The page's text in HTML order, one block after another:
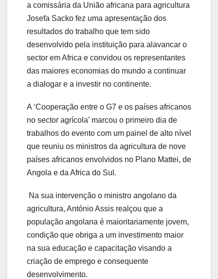
a comissária da União africana para agricultura
Josefa Sacko fez uma apresentação dos
resultados do trabalho que tem sido
desenvolvido pela instituição para alavancar o
sector em Africa e convidou os representantes
das maiores economias do mundo a continuar
a dialogar e a investir no continente.
A ‘Cooperação entre o G7 e os países africanos
no sector agrícola’ marcou o primeiro dia de
trabalhos do evento com um painel de alto nível
que reuniu os ministros da agricultura de nove
países africanos envolvidos no Plano Mattei, de
Angola e da Africa do Sul.
Na sua intervenção o ministro angolano da
agricultura, António Assis realçou que a
população angolana é maioritariamente jovem,
condição que obriga a um investimento maior
na sua educação e capacitação visando a
criação de emprego e consequente
desenvolvimento.